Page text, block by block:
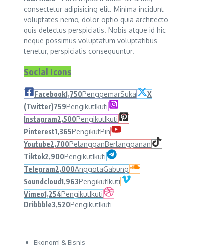
consectetur adipisicing elit. Minima incidunt
voluptates nemo, dolor optio quia architecto
quis delectus perspiciatis. Nobis atque id hic
neque possimus voluptatum voluptatibus
tenetur, perspiciatis consequuntur.
Social Icons
Facebook1,750PenggemarSuka
X
(Twitter)759PengikutIkuti
Instagram2,500PengikutIkuti
Pinterest1,365PengikutPin
Youtube2,700PelangganBerlangganan
Tiktok2,900PengikutIkuti
Telegram2,000AnggotaGabung
Soundcloud1,963PengikutIkuti
Vimeo1,254PengikutIkuti
Dribbble3,520PengikutIkuti
Ekonomi & Bisnis